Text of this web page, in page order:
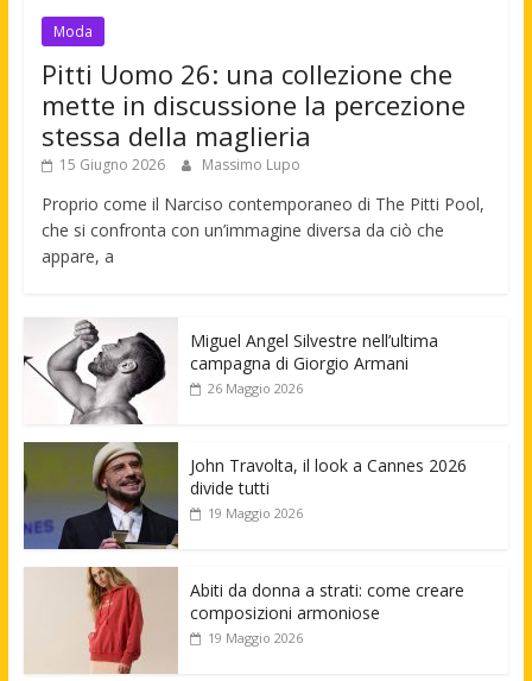
Moda
Pitti Uomo 26: una collezione che
mette in discussione la percezione
stessa della maglieria
15 Giugno 2026 Massimo Lupo
Proprio come il Narciso contemporaneo di The Pitti Pool,
che si confronta con un’immagine diversa da ciò che
appare, a
Miguel Angel Silvestre nell’ultima
campagna di Giorgio Armani
26 Maggio 2026
John Travolta, il look a Cannes 2026
divide tutti
19 Maggio 2026
Abiti da donna a strati: come creare
composizioni armoniose
19 Maggio 2026